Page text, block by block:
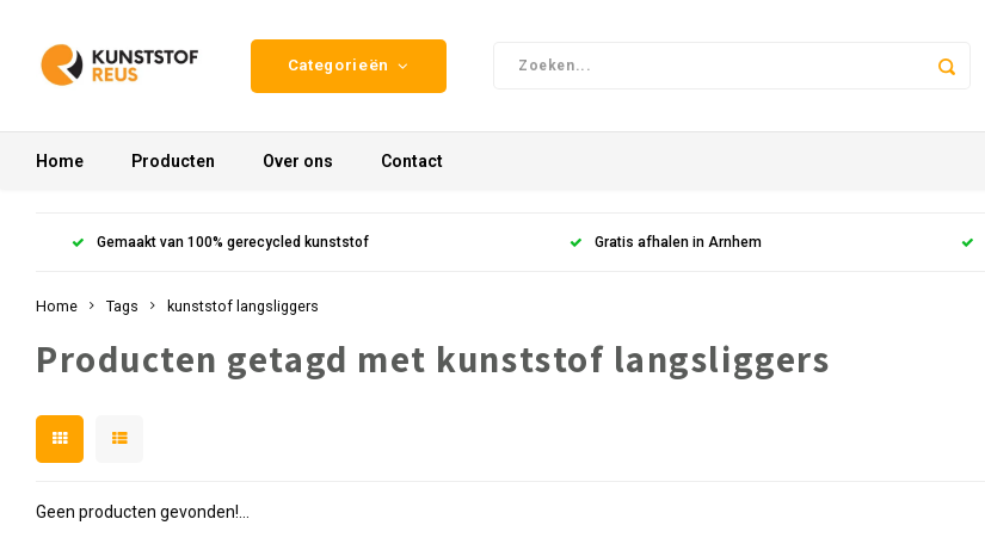
Categorieën
Home Producten Over ons Contact
Gemaakt van 100% gerecycled kunststof Gratis afhalen in Arnhem
Home Tags kunststof langsliggers
Producten getagd met kunststof langsliggers
Geen producten gevonden!...